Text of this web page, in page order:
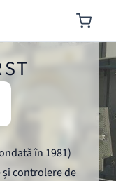
în 1981)
controlere de